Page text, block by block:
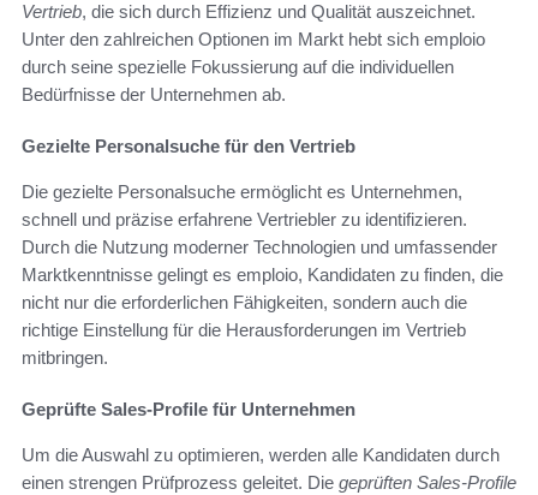
Vertrieb, die sich durch Effizienz und Qualität auszeichnet.
Unter den zahlreichen Optionen im Markt hebt sich emploio
durch seine spezielle Fokussierung auf die individuellen
Bedürfnisse der Unternehmen ab.
Gezielte Personalsuche für den Vertrieb
Die gezielte Personalsuche ermöglicht es Unternehmen,
schnell und präzise erfahrene Vertriebler zu identifizieren.
Durch die Nutzung moderner Technologien und umfassender
Marktkenntnisse gelingt es emploio, Kandidaten zu finden, die
nicht nur die erforderlichen Fähigkeiten, sondern auch die
richtige Einstellung für die Herausforderungen im Vertrieb
mitbringen.
Geprüfte Sales-Profile für Unternehmen
Um die Auswahl zu optimieren, werden alle Kandidaten durch
einen strengen Prüfprozess geleitet. Die geprüften Sales-Profile